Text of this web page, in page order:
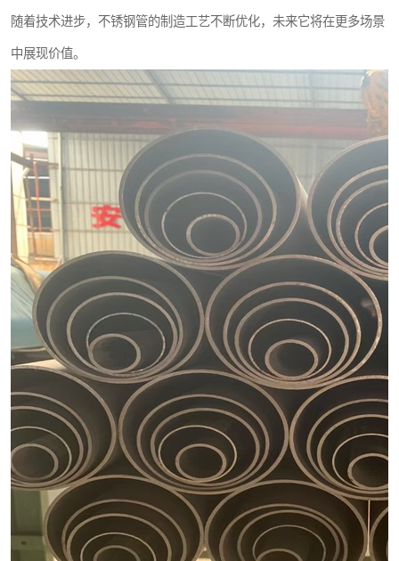
随着技术进步，不锈钢管的制造工艺不断优化，未来它将在更多场景
中展现价值。